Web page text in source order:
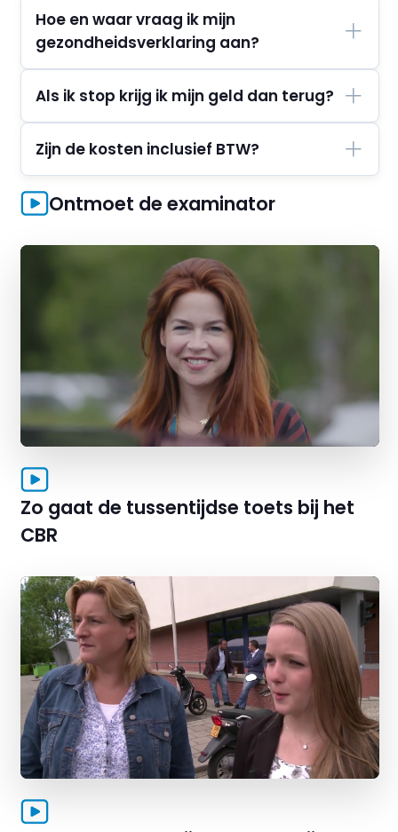
Hoe en waar vraag ik mijn
gezondheidsverklaring aan?
Als ik stop krijg ik mijn geld dan terug?
Zijn de kosten inclusief BTW?
Ontmoet de examinator
Zo gaat de tussentijdse toets bij het
CBR